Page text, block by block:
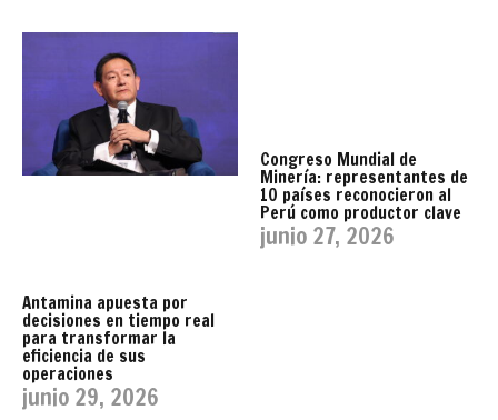
Antamina apuesta por
decisiones en tiempo real
para transformar la
eficiencia de sus
operaciones
junio 29, 2026
Congreso Mundial de
Minería: representantes de
10 países reconocieron al
Perú como productor clave
junio 27, 2026